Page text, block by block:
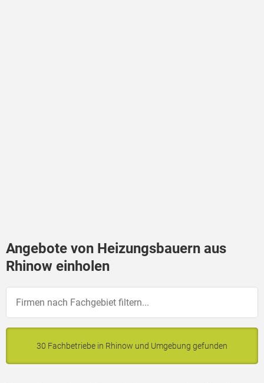
Angebote von Heizungsbauern aus
Rhinow einholen
30 Fachbetriebe in Rhinow und Umgebung gefunden